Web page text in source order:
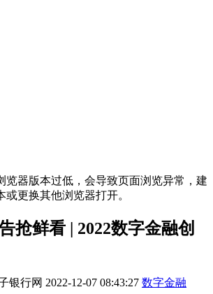
览器版本过低，会导致页面浏览异常，建
更换其他浏览器打开。
抢鲜看 | 2022数字金融创
银行网 2022-12-07 08:43:27 数字金融